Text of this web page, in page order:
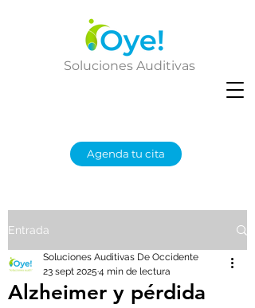
Soluciones Auditivas
Agenda tu cita
Entrada
Alzheimer y pérdida
Soluciones Auditivas De Occidente
23 sept 2025 4 min de lectura